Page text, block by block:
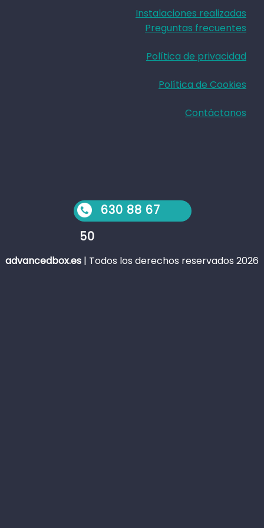
Instalaciones realizadas
Preguntas frecuentes
Política de privacidad
Política de Cookies
Contáctanos
advancedbox.es | Todos los derechos reservados 2026
630 88 67
50